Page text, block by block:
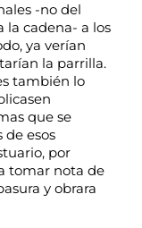
-no del
la cadena- a los
ya verían
la parrilla.
también lo
que se
de esos
por
tomar nota de
y obrara